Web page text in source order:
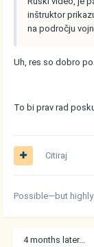
inštruktor
na področju
Uh, res so dobro
To bi prav rad
Citiraj
Possible—but highly
4 months later...